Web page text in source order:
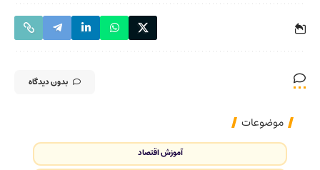
بدون دیدگاه
موضوعات
آموزش اقتصاد